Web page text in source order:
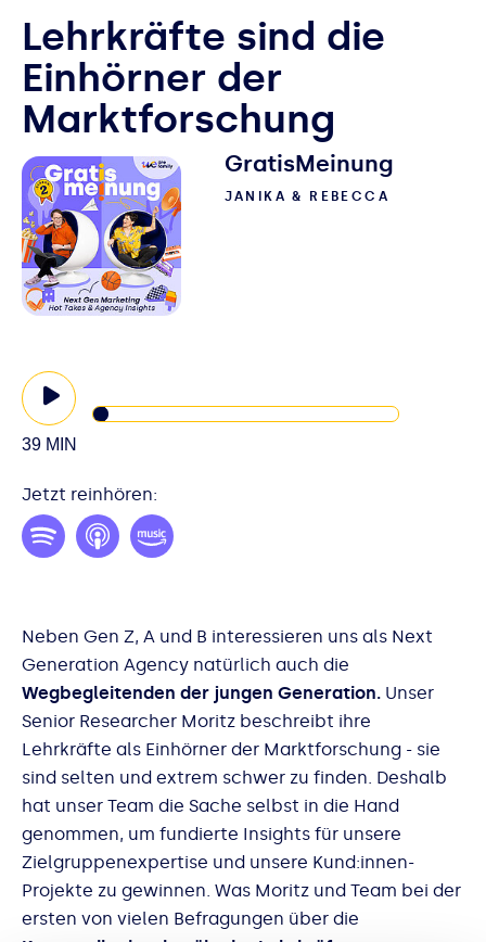
Lehrkräfte sind die
Einhörner der
Marktforschung
GratisMeinung
JANIKA & REBECCA
39 MIN
Jetzt reinhören:
Neben Gen Z, A und B interessieren uns als Next
Generation Agency natürlich auch die
Wegbegleitenden der jungen Generation. Unser
Senior Researcher Moritz beschreibt ihre
Lehrkräfte als Einhörner der Marktforschung - sie
sind selten und extrem schwer zu finden. Deshalb
hat unser Team die Sache selbst in die Hand
genommen, um fundierte Insights für unsere
Zielgruppenexpertise und unsere Kund:innen-
Projekte zu gewinnen. Was Moritz und Team bei der
ersten von vielen Befragungen über die